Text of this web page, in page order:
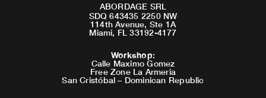
ABORDAGE SRL
SDQ 643435 2250 NW
114th Avenue, Ste 1A
Miami, FL 33192-4177
Workshop:
Calle Maximo Gomez
Free Zone La Armeria
San Cristóbal – Dominican Republic